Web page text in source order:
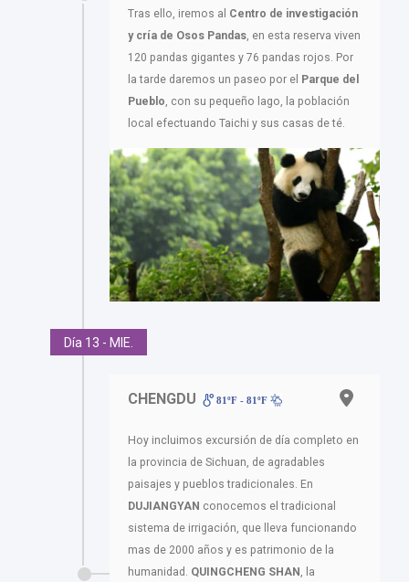
Tras ello, iremos al Centro de investigación
y cría de Osos Pandas , en esta reserva viven
120 pandas gigantes y 76 pandas rojos. Por
la tarde daremos un paseo por el Parque del
Pueblo , con su pequeño lago, la población
local efectuando Taichi y sus casas de té.
Día 13 - MIE.
CHENGDU 81ºF - 81ºF
Hoy incluimos excursión de día completo en
la provincia de Sichuan, de agradables
paisajes y pueblos tradicionales. En
DUJIANGYAN conocemos el tradicional
sistema de irrigación, que lleva funcionando
mas de 2000 años y es patrimonio de la
humanidad. QUINGCHENG SHAN , la